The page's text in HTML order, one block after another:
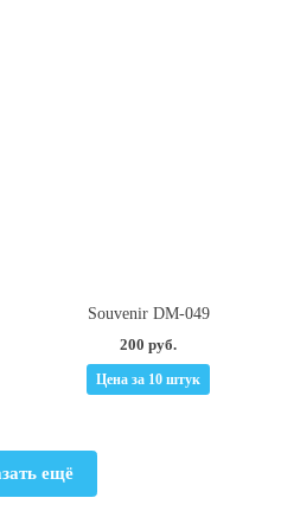
Souvenir DM-049
200 руб.
Цена за 10 штук
ещё